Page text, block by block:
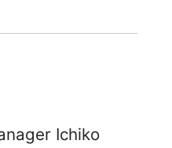
Ichiko